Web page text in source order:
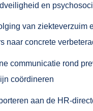
en
van ziekteverzuim
naar concrete
communicatie rond
coördineren
aan de HR-